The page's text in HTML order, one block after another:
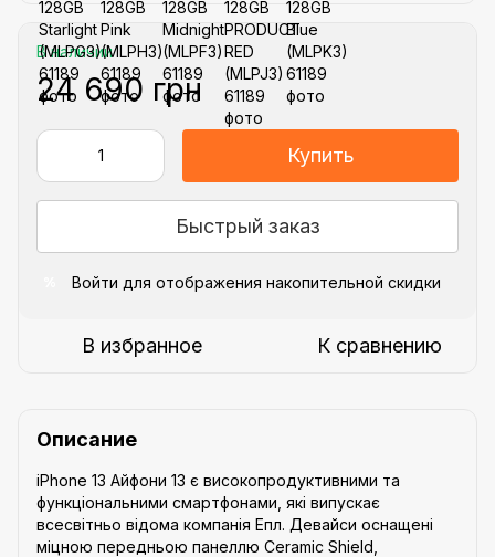
В наличии
24 690 грн
Купить
Быстрый заказ
Войти для отображения накопительной скидки
В избранное К сравнению
Описание
iPhone 13 Айфони 13 є високопродуктивними та
функціональними смартфонами, які випускає
всесвітньо відома компанія Епл. Девайси оснащені
міцною передньою панеллю Ceramic Shield,